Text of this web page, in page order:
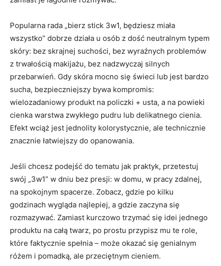
Popularna rada „bierz stick 3w1, będziesz miała
wszystko” dobrze działa u osób z dość neutralnym typem
skóry: bez skrajnej suchości, bez wyraźnych problemów
z trwałością makijażu, bez nadzwyczaj silnych
przebarwień. Gdy skóra mocno się świeci lub jest bardzo
sucha, bezpieczniejszy bywa kompromis:
wielozadaniowy produkt na policzki + usta, a na powieki
cienka warstwa zwykłego pudru lub delikatnego cienia.
Efekt wciąż jest jednolity kolorystycznie, ale technicznie
znacznie łatwiejszy do opanowania.
Jeśli chcesz podejść do tematu jak praktyk, przetestuj
swój „3w1” w dniu bez presji: w domu, w pracy zdalnej,
na spokojnym spacerze. Zobacz, gdzie po kilku
godzinach wygląda najlepiej, a gdzie zaczyna się
rozmazywać. Zamiast kurczowo trzymać się idei jednego
produktu na całą twarz, po prostu przypisz mu te role,
które faktycznie spełnia – może okazać się genialnym
różem i pomadką, ale przeciętnym cieniem.